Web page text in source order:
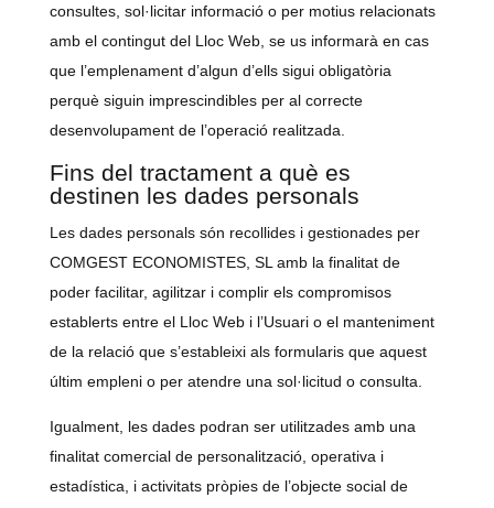
consultes, sol·licitar informació o per motius relacionats
amb el contingut del Lloc Web, se us informarà en cas
que l’emplenament d’algun d’ells sigui obligatòria
perquè siguin imprescindibles per al correcte
desenvolupament de l’operació realitzada.
Fins del tractament a què es
destinen les dades personals
Les dades personals són recollides i gestionades per
COMGEST ECONOMISTES, SL amb la finalitat de
poder facilitar, agilitzar i complir els compromisos
establerts entre el Lloc Web i l’Usuari o el manteniment
de la relació que s’estableixi als formularis que aquest
últim empleni o per atendre una sol·licitud o consulta.
Igualment, les dades podran ser utilitzades amb una
finalitat comercial de personalització, operativa i
estadística, i activitats pròpies de l’objecte social de